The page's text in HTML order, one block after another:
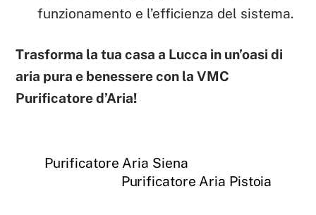
funzionamento e l’efficienza del sistema.
Trasforma la tua casa a Lucca in un’oasi di
aria pura e benessere con la VMC
Purificatore d’Aria!
Purificatore Aria Siena
Purificatore Aria Pistoia